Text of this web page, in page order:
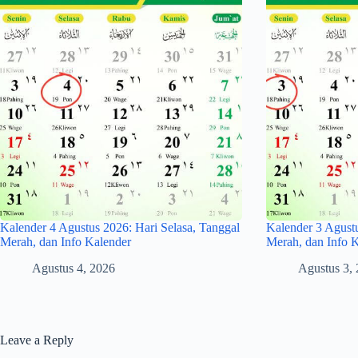
Kalender 4 Agustus 2026: Hari Selasa, Tanggal
Merah, dan Info Kalender
Agustus 4, 2026
Kalender 3
Merah, dan Info
Agustus 3,
Leave a Reply